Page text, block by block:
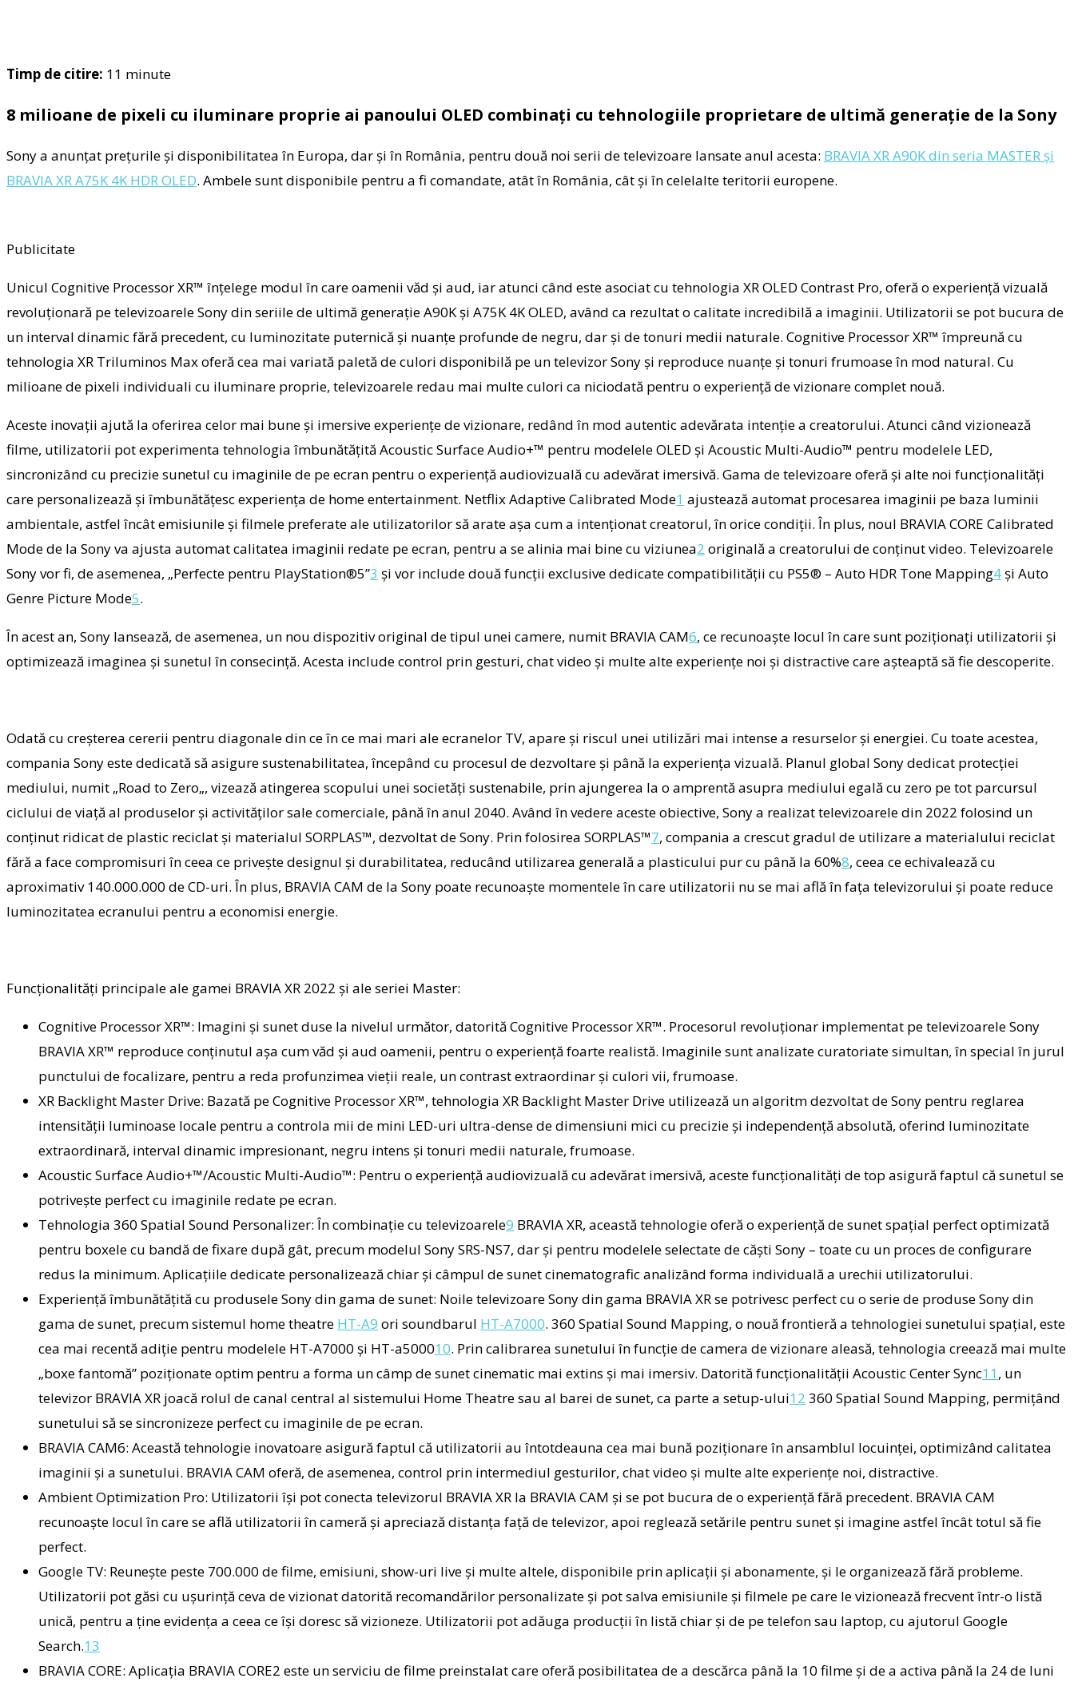
Timp de citire: 11 minute
8 milioane de pixeli cu iluminare proprie ai panoului OLED combinați cu tehnologiile proprietare de ultimă generație de la Sony
Sony a anunțat prețurile și disponibilitatea în Europa, dar și în România, pentru două noi serii de televizoare lansate anul acesta: BRAVIA XR A90K din seria MASTER și
BRAVIA XR A75K 4K HDR OLED. Ambele sunt disponibile pentru a fi comandate, atât în România, cât și în celelalte teritorii europene.
Publicitate
Unicul Cognitive Processor XR™ înțelege modul în care oamenii văd și aud, iar atunci când este asociat cu tehnologia XR OLED Contrast Pro, oferă o experiență vizuală
revoluționară pe televizoarele Sony din seriile de ultimă generație A90K și A75K 4K OLED, având ca rezultat o calitate incredibilă a imaginii. Utilizatorii se pot bucura de
un interval dinamic fără precedent, cu luminozitate puternică și nuanțe profunde de negru, dar și de tonuri medii naturale. Cognitive Processor XR™ împreună cu
tehnologia XR Triluminos Maxoferă cea mai variată paletă de culori disponibilă pe un televizor Sony și reproduce nuanțe și tonuri frumoase în mod natural. Cu
milioane de pixeli individuali cu iluminare proprie, televizoarele redau mai multe culori ca niciodată pentru o experiență de vizionare complet nouă.
Aceste inovații ajută la oferirea celor mai bune și imersive experiențe de vizionare, redând în mod autentic adevărata intenție a creatorului. Atunci când vizionează
filme, utilizatorii pot experimenta tehnologia îmbunătățită Acoustic Surface Audio+™ pentru modelele OLED și Acoustic Multi-Audio™ pentru modelele LED,
sincronizând cu precizie sunetul cu imaginile de pe ecran pentru o experiență audiovizuală cu adevărat imersivă. Gama de televizoare oferă și alte noi funcționalități
care personalizează și îmbunătățesc experiența de home entertainment. Netflix Adaptive Calibrated Mode1 ajustează automat procesarea imaginii pe baza luminii
ambientale, astfel încât emisiunile și filmele preferate ale utilizatorilor să arate așa cum a intenționat creatorul, în orice condiții. În plus, noul BRAVIA CORE Calibrated
Modede la Sony va ajusta automat calitatea imaginii redate pe ecran, pentru a se alinia mai bine cu viziunea2 originală a creatorului de conținut video. Televizoarele
Sonyvor fi, de asemenea, „Perfecte pentru PlayStation®5”3 și vor include două funcții exclusive dedicate compatibilității cu PS5® – Auto HDR Tone Mapping4 și Auto
Genre Picture Mode5.
În acest an, Sony lansează, de asemenea, un nou dispozitiv original de tipul unei camere, numit BRAVIA CAM6, ce recunoaște locul în care sunt poziționați utilizatorii și
optimizează imaginea și sunetul în consecință. Acesta include control prin gesturi, chat video și multe alte experiențe noi și distractive care așteaptă să fie descoperite.
Odată cu creșterea cererii pentru diagonale din ce în ce mai mari ale ecranelor TV, apare și riscul unei utilizări mai intense a resurselor și energiei. Cu toate acestea,
compania Sony este dedicată să asigure sustenabilitatea, începând cu procesul de dezvoltare și până la experiența vizuală. Planul global Sony dedicat protecției
mediului, numit „Road to Zero„, vizează atingerea scopului unei societăți sustenabile, prin ajungerea la o amprentă asupra mediului egală cu zero pe tot parcursul
ciclului de viață al produselor și activităților sale comerciale, până în anul 2040. Având în vedere aceste obiective, Sony a realizat televizoarele din 2022 folosind un
conținut ridicat de plastic reciclat și materialul SORPLAS™, dezvoltat de Sony. Prin folosirea SORPLAS™7, compania a crescut gradul de utilizare a materialului reciclat
fără a face compromisuri în ceea ce privește designul și durabilitatea, reducând utilizarea generală a plasticului pur cu până la 60%8, ceea ce echivalează cu
aproximativ 140.000.000 de CD-uri. În plus, BRAVIA CAM de la Sony poate recunoaște momentele în care utilizatorii nu se mai află în fața televizorului și poate reduce
luminozitatea ecranului pentru a economisi energie.
Funcționalități principale ale gamei BRAVIA XR 2022 și ale seriei Master:
Cognitive Processor XR™: Imagini și sunet duse la nivelul următor, datorită Cognitive Processor XR™. Procesorul revoluționar implementat pe televizoarele Sony
BRAVIA XR™ reproduce conținutul așa cum văd și aud oamenii, pentru o experiență foarte realistă. Imaginile sunt analizate curatoriate simultan, în special în jurul
punctului de focalizare, pentru a reda profunzimea vieții reale, un contrast extraordinar și culori vii, frumoase.
XR Backlight Master Drive: Bazată pe Cognitive Processor XR™, tehnologia XR Backlight Master Drive utilizează un algoritm dezvoltat de Sony pentru reglarea
intensității luminoase locale pentru a controla mii de mini LED-uri ultra-dense de dimensiuni mici cu precizie și independență absolută, oferind luminozitate
extraordinară, interval dinamic impresionant, negru intens și tonuri medii naturale, frumoase.
Acoustic Surface Audio+™/Acoustic Multi-Audio™: Pentru o experiență audiovizuală cu adevărat imersivă, aceste funcționalități de top asigură faptul că sunetul se
potrivește perfect cu imaginile redate pe ecran.
Tehnologia 360 Spatial Sound Personalizer:În combinație cu televizoarele9 BRAVIA XR, această tehnologie oferă o experiență de sunet spațial perfect optimizată
pentru boxele cu bandă de fixare după gât, precum modelul Sony SRS-NS7, dar și pentru modelele selectate de căști Sony – toate cu un proces de configurare
redus la minimum. Aplicațiile dedicate personalizează chiar și câmpul de sunet cinematografic analizând forma individuală a urechii utilizatorului.
Experiență îmbunătățită cu produsele Sony din gama de sunet: Noile televizoare Sony din gama BRAVIA XR se potrivesc perfect cu o serie de produse Sony din
gama de sunet, precum sistemul home theatre HT-A9 ori soundbarul HT-A7000. 360 Spatial Sound Mapping, o nouă frontieră a tehnologiei sunetului spațial, este
cea mai recentă adiție pentru modelele HT-A7000 și HT-a500010. Prin calibrarea sunetului în funcție de camera de vizionare aleasă, tehnologia creează mai multe
„boxe fantomă” poziționate optim pentru a forma un câmp de sunet cinematic mai extins și mai imersiv. Datorită funcționalității Acoustic Center Sync11 , un
televizor BRAVIA XR joacă rolul de canal central al sistemului Home Theatre sau al barei de sunet, ca parte a setup-ului12 360 Spatial Sound Mapping, permițând
sunetului să se sincronizeze perfect cu imaginile de pe ecran.
BRAVIA CAM6: Această tehnologie inovatoare asigură faptul că utilizatorii au întotdeauna cea mai bună poziționare în ansamblul locuinței, optimizând calitatea
imaginii și a sunetului. BRAVIA CAM oferă, de asemenea, control prin intermediul gesturilor, chat video și multe alte experiențe noi, distractive.
Ambient Optimization Pro: Utilizatorii își pot conecta televizorul BRAVIA XR la BRAVIA CAM și se pot bucura de o experiență fără precedent. BRAVIA CAM
recunoaște locul în care se află utilizatorii în cameră și apreciază distanța față de televizor, apoi reglează setările pentru sunet și imagine astfel încât totul să fie
perfect.
Google TV: Reunește peste 700.000 de filme, emisiuni, show-uri live și multe altele, disponibile prin aplicații și abonamente, și le organizează fără probleme.
Utilizatorii pot găsi cu ușurință ceva de vizionat datorită recomandărilor personalizate și pot salva emisiunile și filmele pe care le vizionează frecvent într-o listă
unică, pentru a ține evidența a ceea ce își doresc să vizioneze. Utilizatorii pot adăuga producții în listă chiar și de pe telefon sau laptop, cu ajutorul Google
Search.13
BRAVIA CORE: Aplicația BRAVIA CORE2 este un serviciu de filme preinstalat care oferă posibilitatea de a descărca până la 10 filme și de a activa până la 24 de luni